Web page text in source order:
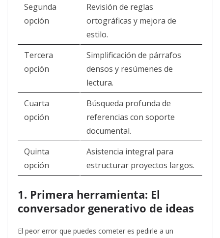
Segunda
opción
Revisión de reglas
ortográficas y mejora de
estilo.
Tercera
opción
Simplificación de párrafos
densos y resúmenes de
lectura.
Cuarta
opción
Búsqueda profunda de
referencias con soporte
documental.
Quinta
opción
Asistencia integral para
estructurar proyectos largos.
1. Primera herramienta: El
conversador generativo de ideas
El peor error que puedes cometer es pedirle a un